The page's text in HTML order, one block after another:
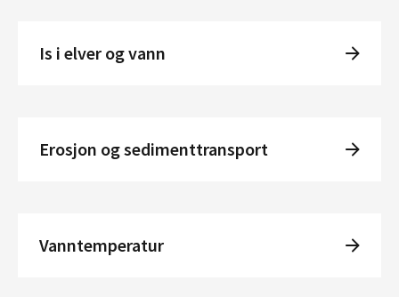
Is i elver og vann
Erosjon og sedimenttransport
Vanntemperatur